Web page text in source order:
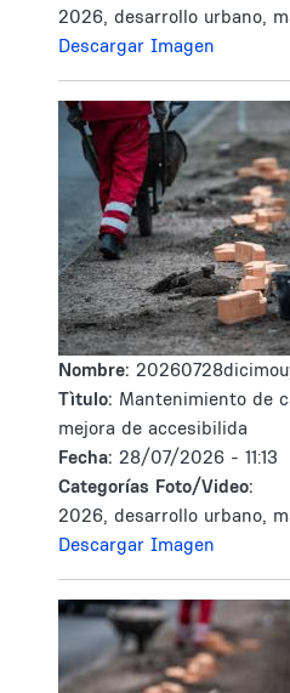
2026, desarrollo urbano,
Descargar Imagen
Nombre:
Tìtulo: Mantenimiento de
mejora de accesibilida
Fecha: 28/07/2026 - 11:13
Categorías Foto/Video:
2026, desarrollo urbano,
Descargar Imagen